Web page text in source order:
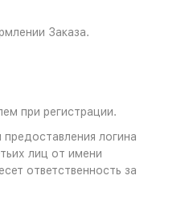
Заказа.
при регистрации.
логина
лиц от имени
ответственность за